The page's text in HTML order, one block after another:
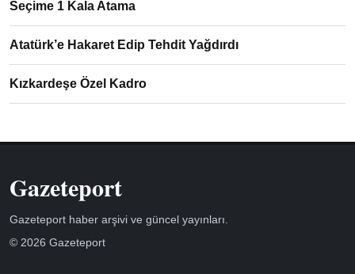
Seçime 1 Kala Atama
Atatürk’e Hakaret Edip Tehdit Yağdırdı
Kızkardeşe Özel Kadro
Gazeteport
Gazeteport haber arşivi ve güncel yayınları.
© 2026 Gazeteport